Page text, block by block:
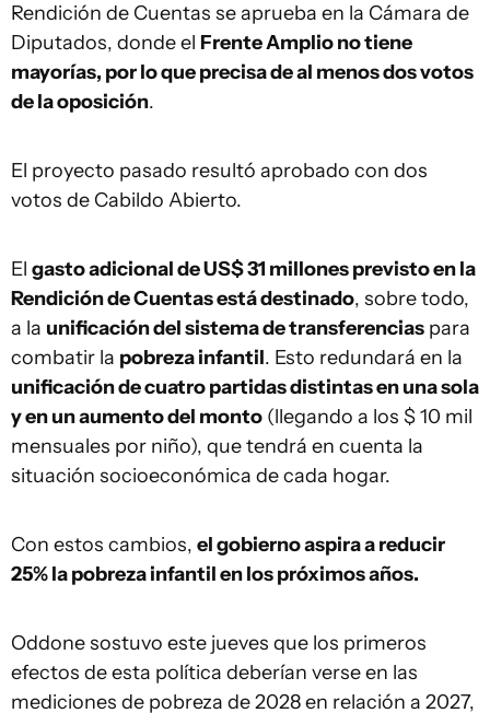
Rendición de Cuentas se aprueba en la Cámara de
Diputados, donde el Frente Amplio no tiene
mayorías, por lo que precisa de al menos dos votos
de la oposición.
El proyecto pasado resultó aprobado con dos
votos de Cabildo Abierto.
El gasto adicional de US$ 31 millones previsto en la
Rendición de Cuentas está destinado, sobre todo,
a la unificación del sistema de transferencias para
combatir la pobreza infantil. Esto redundará en la
unificación de cuatro partidas distintas en una sola
y en un aumento del monto (llegando a los $ 10 mil
mensuales por niño), que tendrá en cuenta la
situación socioeconómica de cada hogar.
Con estos cambios, el gobierno aspira a reducir
25% la pobreza infantil en los próximos años.
Oddone sostuvo este jueves que los primeros
efectos de esta política deberían verse en las
mediciones de pobreza de 2028 en relación a 2027,